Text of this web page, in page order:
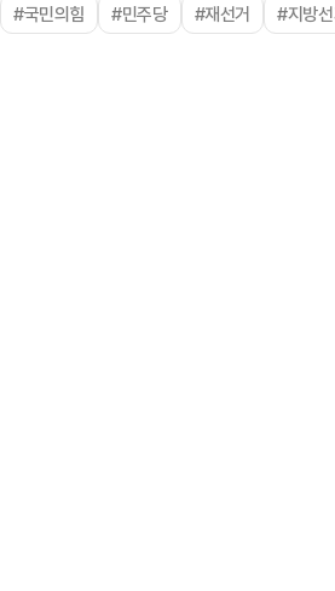
#국민의힘 #민주당 #재선거 #지방